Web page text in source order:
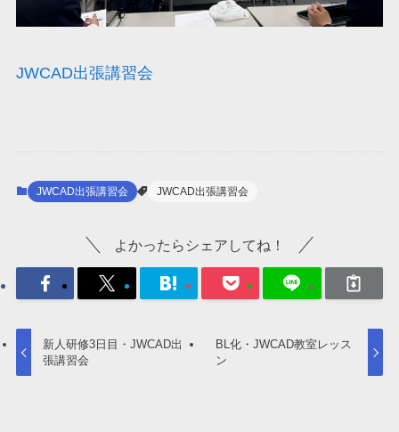
JWCAD出張講習会
JWCAD出張講習会 JWCAD出張講習会
よかったらシェアしてね！
新人研修3日目・JWCAD出
張講習会
BL化・JWCAD教室レッス
ン